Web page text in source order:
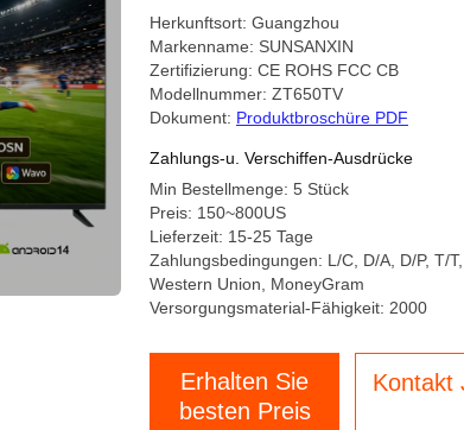
Herkunftsort: Guangzhou
Markenname: SUNSANXIN
Zertifizierung: CE ROHS FCC CB
Modellnummer: ZT650TV
Dokument: Produktbroschüre PDF
Zahlungs-u. Verschiffen-Ausdrücke
Min Bestellmenge: 5 Stück
Preis: 150~800US
Lieferzeit: 15-25 Tage
Zahlungsbedingungen: L/C, D/A, D/P, T/T,
Western Union, MoneyGram
Versorgungsmaterial-Fähigkeit: 2000
Erhalten Sie
besten Preis
Kontakt